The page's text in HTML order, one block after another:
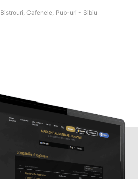
Bistrouri, Cafenele, Pub-uri - Sibiu